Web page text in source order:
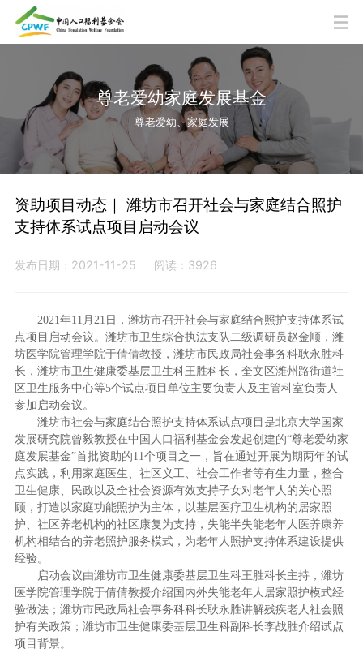
尊老爱幼家庭发展基金
尊老爱幼、家庭发展
资助项目动态｜ 潍坊市召开社会与家庭结合照护
支持体系试点项目启动会议
发布日期：2021-11-25 阅读：3926
2021年11月21日，潍坊市召开社会与家庭结合照护支持体系试
点项目启动会议。潍坊市卫生综合执法支队二级调研员赵金顺，潍
坊医学院管理学院于倩倩教授，潍坊市民政局社会事务科耿永胜科
长，潍坊市卫生健康委基层卫生科王胜科长，奎文区潍州路街道社
区卫生服务中心等5个试点项目单位主要负责人及主管科室负责人
参加启动会议。
潍坊市社会与家庭结合照护支持体系试点项目是北京大学国家
发展研究院曾毅教授在中国人口福利基金会发起创建的“尊老爱幼家
庭发展基金”首批资助的11个项目之一，旨在通过开展为期两年的试
点实践，利用家庭医生、社区义工、社会工作者等有生力量，整合
卫生健康、民政以及全社会资源有效支持子女对老年人的关心照
顾，打造以家庭功能照护为主体，以基层医疗卫生机构的居家照
护、社区养老机构的社区康复为支持，失能半失能老年人医养康养
机构相结合的养老照护服务模式，为老年人照护支持体系建设提供
经验。
启动会议由潍坊市卫生健康委基层卫生科王胜科长主持，潍坊
医学院管理学院于倩倩教授介绍国内外失能老年人居家照护模式经
验做法；潍坊市民政局社会事务科科长耿永胜讲解残疾老人社会照
护有关政策；潍坊市卫生健康委基层卫生科副科长李战胜介绍试点
项目背景。